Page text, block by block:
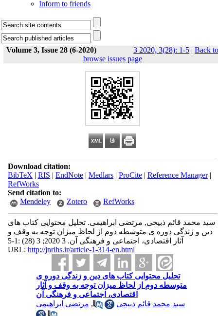
Inform to friends
Volume 3, Issue 28 (6-2020) 3 2020, 3(28): 1-5 | Back to
browse issues page
Download citation:
BibTeX | RIS | EndNote| Medlars| ProCite| Reference Manager|
RefWorks
Send citation to:
Mendeley
Zotero RefWorks
سید محمد قائم ذبیحی, مرتضی ابراهیمی. تحلیل محتوایی کتاب های
دین و زندگی دوره ی متوسطه دوم از لحاظ میزان توجه به وقف و
آثار اقتصادی، اجتماعی و فرهنگی آن. 3 2020; 3 (28) :1-5
URL: http://jnrihs.ir/article-1-314-en.html
تحلیل محتوایی کتاب های دین و زندگی دوره ی
متوسطه دوم از لحاظ میزان توجه به وقف و آثار
اقتصادی، اجتماعی و فرهنگی آن
سید محمد قائم ذبیحی
, مرتضی ابراهیمی